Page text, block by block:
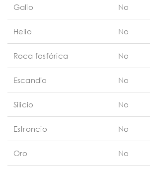
Galio No
Helio No
Roca fosfórica No
Escandio No
Silicio No
Estroncio No
Oro No